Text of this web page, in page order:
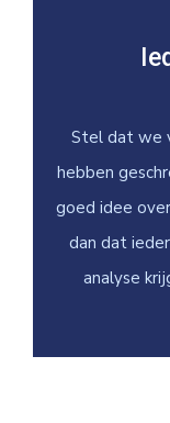
Stel dat we
hebben
goed idee
dan dat
analyse